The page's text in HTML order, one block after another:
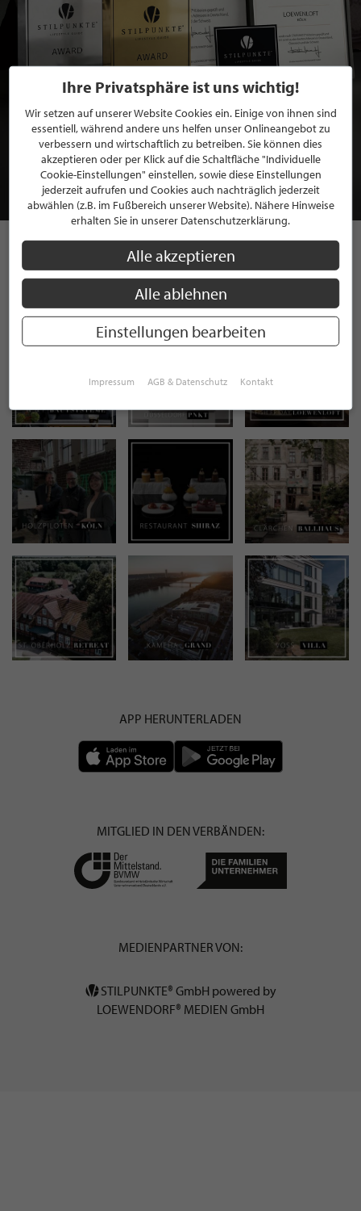
BEWERBEN SIE SICH FÜR EINE GRATIS
MITGLIEDSCHAFT BEI STILPUNKTE®
JETZT GRATIS BEWERBEN
STILPUNKTE AUF
INSTAGRAM
APP HERUNTERLADEN
MITGLIED IN DEN VERBÄNDEN:
MEDIENPARTNER VON:
STILPUNKTE® GmbH powered by
LOEWENDORF® MEDIEN GmbH
Ihre Privatsphäre ist uns wichtig!
Wir setzen auf unserer Website Cookies ein. Einige von ihnen sind
essentiell, während andere uns helfen unser Onlineangebot zu
verbessern und wirtschaftlich zu betreiben. Sie können dies
akzeptieren oder per Klick auf die Schaltfläche "Individuelle
Cookie-Einstellungen" einstellen, sowie diese Einstellungen
jederzeit aufrufen und Cookies auch nachträglich jederzeit
abwählen (z.B. im Fußbereich unserer Website). Nähere Hinweise
erhalten Sie in unserer Datenschutzerklärung.
Alle akzeptieren
Alle ablehnen
Einstellungen bearbeiten
Impressum AGB & Datenschutz Kontakt